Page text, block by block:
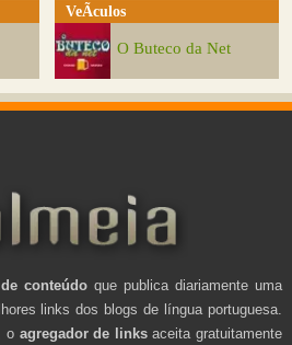
VeÃ­culos
O Buteco da Net
conteúdo que publica diariamente uma
links dos blogs de língua portuguesa.
o agregador de linksaceita gratuitamente